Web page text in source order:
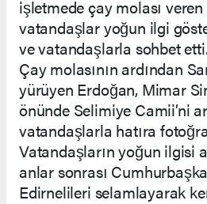
işletmede çay molası veren
vatandaşlar yoğun ilgi
ve vatandaşlarla sohbet etti.
Çay molasının ardından
yürüyen Erdoğan, Mimar
önünde Selimiye Camii’ni
vatandaşlarla hatıra
Vatandaşların yoğun ilgisi
anlar sonrası
Edirnelileri selamlayarak